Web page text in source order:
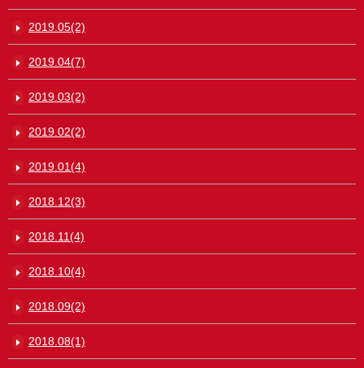
2019.05(2)
2019.04(7)
2019.03(2)
2019.02(2)
2019.01(4)
2018.12(3)
2018.11(4)
2018.10(4)
2018.09(2)
2018.08(1)